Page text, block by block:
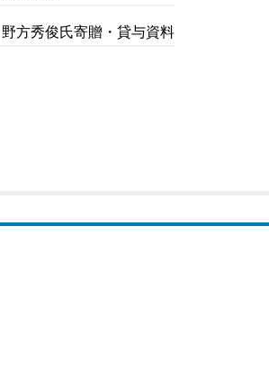
方秀俊氏寄贈・貸与資料